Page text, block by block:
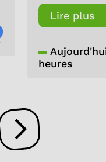
Lire plus
heures